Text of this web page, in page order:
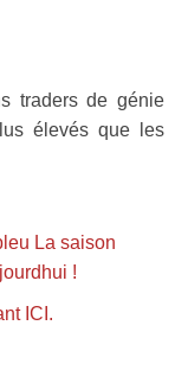
traders de génie
élevés que les
ICI.